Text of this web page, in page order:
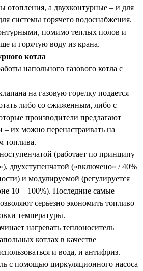
отопления, а двухконтурные – и для
системы горячего водоснабжения.
помимо теплых полов и
и горячую воду из крана.
котла
напольного газового котла с
на газовую горелку подается
либо со сжиженным, либо с
производители предлагают
– их можно перенастраивать на
топлива.
(работает по принципу
двухступенчатой («включено» / 40%
и модулируемой (регулируется
10 – 100%). Последние самые
серьезно экономить топливо
температуры.
нагревать теплоноситель
котлах в качестве
и вода, и антифриз.
с помощью циркуляционного насоса